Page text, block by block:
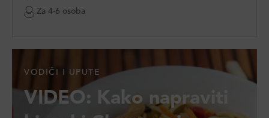
Za 4-6 osoba
VODIČI I UPUTE
VIDEO: Kako napraviti